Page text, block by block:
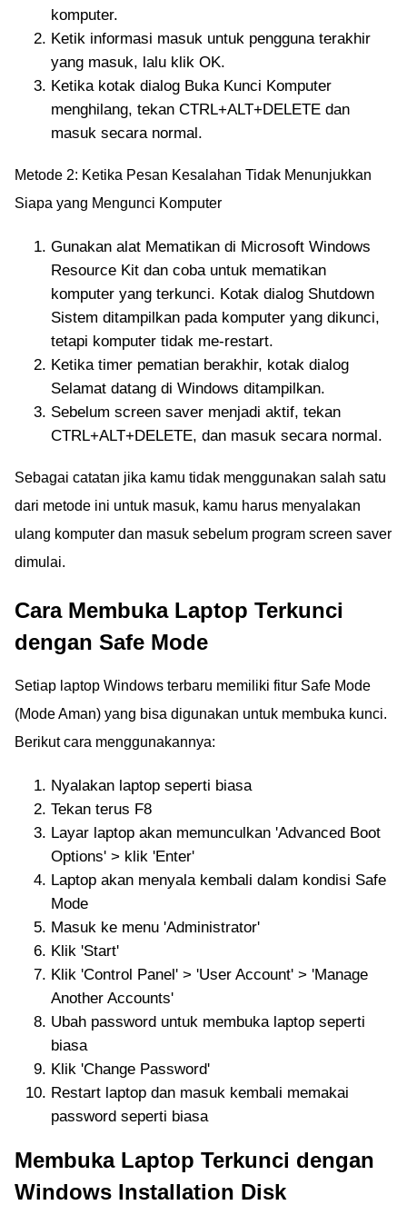
komputer.
Ketik informasi masuk untuk pengguna terakhir
yang masuk, lalu klik OK.
Ketika kotak dialog Buka Kunci Komputer
menghilang, tekan CTRL+ALT+DELETE dan
masuk secara normal.
Metode 2: Ketika Pesan Kesalahan Tidak Menunjukkan
Siapa yang Mengunci Komputer
Gunakan alat Mematikan di Microsoft Windows
Resource Kit dan coba untuk mematikan
komputer yang terkunci. Kotak dialog Shutdown
Sistem ditampilkan pada komputer yang dikunci,
tetapi komputer tidak me-restart.
Ketika timer pematian berakhir, kotak dialog
Selamat datang di Windows ditampilkan.
Sebelum screen saver menjadi aktif, tekan
CTRL+ALT+DELETE, dan masuk secara normal.
Sebagai catatan jika kamu tidak menggunakan salah satu
dari metode ini untuk masuk, kamu harus menyalakan
ulang komputer dan masuk sebelum program screen saver
dimulai.
Cara Membuka Laptop Terkunci
dengan Safe Mode
Setiap laptop Windows terbaru memiliki fitur Safe Mode
(Mode Aman) yang bisa digunakan untuk membuka kunci.
Berikut cara menggunakannya:
Nyalakan laptop seperti biasa
Tekan terus F8
Layar laptop akan memunculkan 'Advanced Boot
Options' > klik 'Enter'
Laptop akan menyala kembali dalam kondisi Safe
Mode
Masuk ke menu 'Administrator'
Klik 'Start'
Klik 'Control Panel' > 'User Account' > 'Manage
Another Accounts'
Ubah password untuk membuka laptop seperti
biasa
Klik 'Change Password'
Restart laptop dan masuk kembali memakai
password seperti biasa
Membuka Laptop Terkunci dengan
Windows Installation Disk